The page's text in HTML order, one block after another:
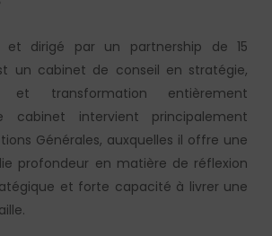
et dirigé par un partnership de 15
un cabinet de conseil en stratégie,
et transformation entièrement
cabinet intervient principalement
Générales, auxquelles il offre une
profondeur en matière de réflexion
et forte capacité à livrer une